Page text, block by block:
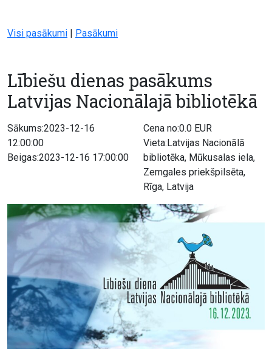
Visi pasākumi | Pasākumi
Lībiešu dienas pasākums
Latvijas Nacionālajā bibliotēkā
Sākums:2023-12-16
12:00:00
Beigas:2023-12-16 17:00:00
Cena no:0.0 EUR
Vieta:Latvijas Nacionālā
bibliotēka, Mūkusalas iela,
Zemgales priekšpilsēta,
Rīga, Latvija